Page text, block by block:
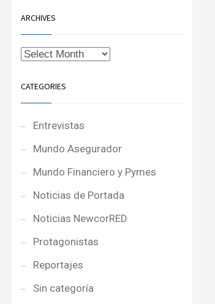
ARCHIVES
CATEGORIES
Entrevistas
Mundo Asegurador
Mundo Financiero y Pymes
Noticias de Portada
Noticias NewcorRED
Protagonistas
Reportajes
Sin categoría